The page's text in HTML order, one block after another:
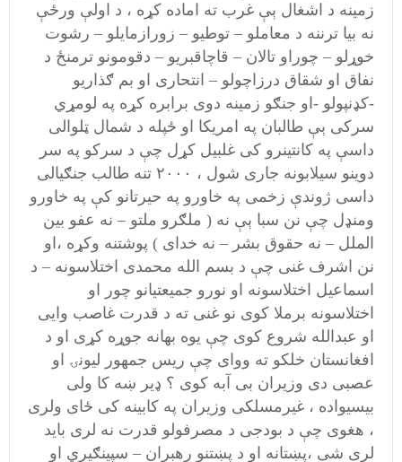
زمینه د اشغال ېې غرب ته اماده کړه ، د اولې ورځې
نه بیا ترننه د معاملو – توطیو – زورازمایلو – رشوت
خوړلو – چوراو تالان – قاچاقبریو – دقومونو ترمنځ د
نفاق او شقاق درزاچولو – انتحاری او بم ګذاریو
-کډنپولو -او جنګو زمینه دوی برابره کړه په لومړي
سرکی ېې طالبان په امریکا او ځپله د شمال ټلوالی
داسې په کانتینرو کی غلبیل کړل چې د سرکو په سر
دوینو سیلابونه جاری شول ، ۲۰۰۰ تنه طالب جنګیالی
داسی ژوندې زخمی په خاورو په حیرتانو کې په خاورو
ومنډل چې نن سبا ېې نه ( ملګرو ملتو – نه عفو بین
الملل – نه حقوق بشر – نه خدای ) پوشتنه وکړه ،او
نن اشرف غنی چې د بسم الله محمدی اختلاسونه – د
اسماعیل اختلاسونه او نورو جمیعتیانو چور او
اختلاسونه برملا کوی نو غنی ته د قدرت غاصب وایی
او عبدالله شروع کوی چې یوه بهانه جوړه کړی او د
افغانستان خلکو ته ووای چې ریس جمهور لیونۍ او
عصبی دی وزیران بی آبه کوی ؟ ډیر ښه کا ولی
بیسیواده ، غیرمسلکی وزیران په کابینه کی ځای ولری
، هغوی چې د بودجی د مصرفولو قدرت نه لری باید
لری شی ،پښتانه او د پښتنو رهبران – سپينګیري او